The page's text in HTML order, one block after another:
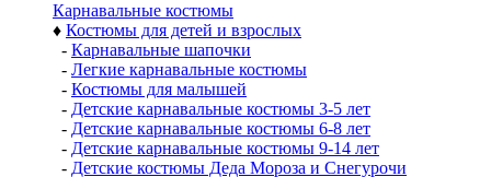
Карнавальные костюмы
♦ Костюмы для детей и взрослых
- Карнавальные шапочки
- Легкие карнавальные костюмы
- Костюмы для малышей
- Детские карнавальные костюмы 3-5 лет
- Детские карнавальные костюмы 6-8 лет
- Детские карнавальные костюмы 9-14 лет
- Детские костюмы Деда Мороза и Снегурочи